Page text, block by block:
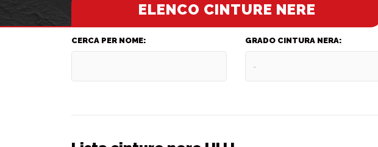
ELENCO CINTURE NERE
CERCA PER NOME: GRADO CINTURA NERA: